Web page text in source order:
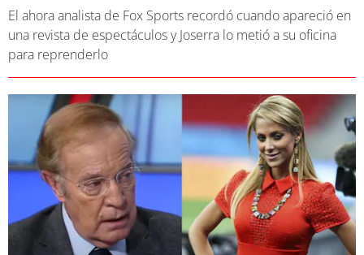
El ahora analista de Fox Sports recordó cuando apareció en
una revista de espectáculos y Joserra lo metió a su oficina
para reprenderlo